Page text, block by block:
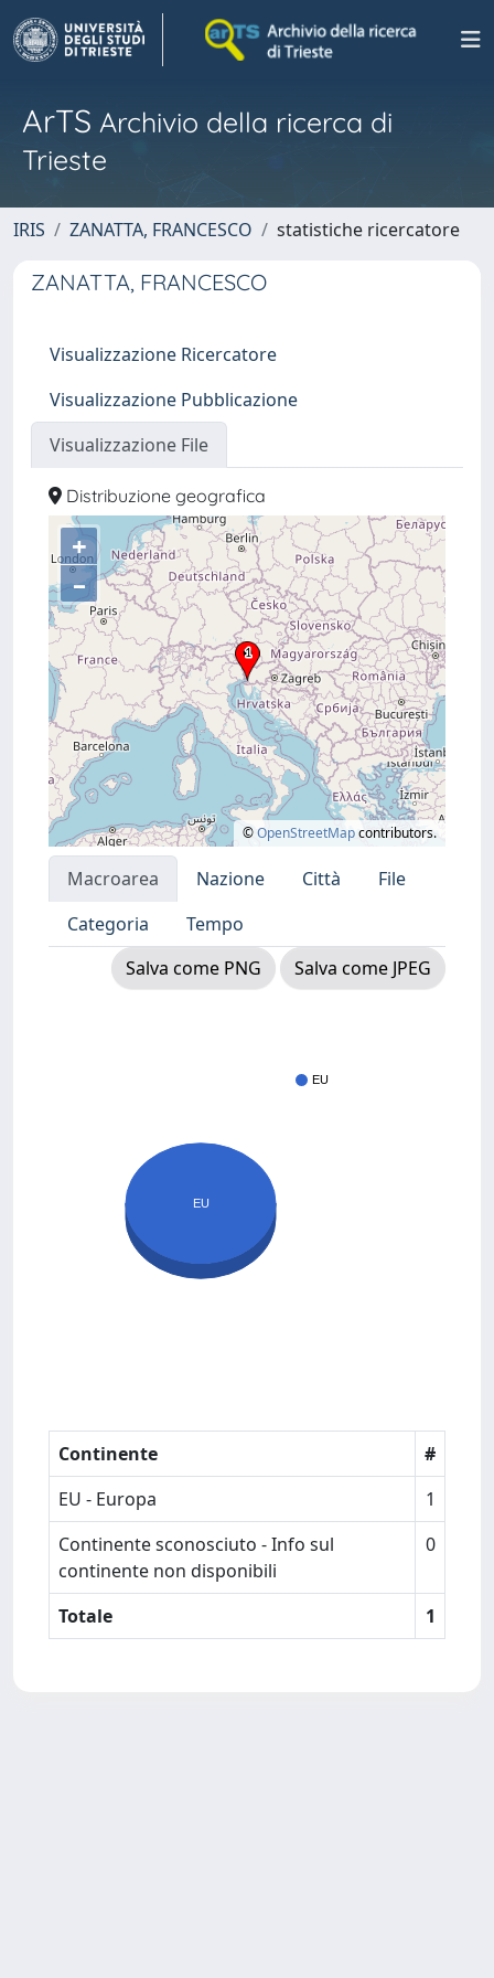
ArTS Archivio della ricerca di
Trieste
IRIS ZANATTA, FRANCESCO statistiche ricercatore
ZANATTA, FRANCESCO
Visualizzazione Ricercatore
Visualizzazione Pubblicazione
Visualizzazione File
Distribuzione geografica
+
–
©OpenStreetMapcontributors.
Macroarea Nazione Città
File
Categoria
Tempo
Salva come PNG
Salva come JPEG
EU
EU
Continente
#
EU - Europa
1
Continente sconosciuto - Info sul
continente non disponibili
0
Totale 1